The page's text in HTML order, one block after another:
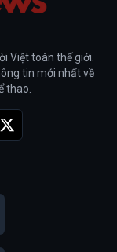
Việt toàn thế giới.
tin mới nhất về
thao.